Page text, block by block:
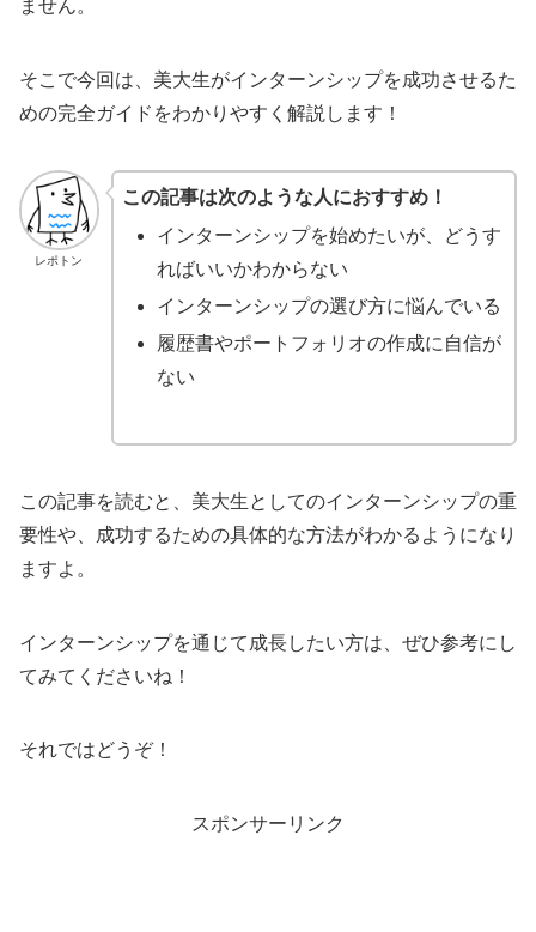
ません。
そこで今回は、美大生がインターンシップを成功させるた
めの完全ガイドをわかりやすく解説します！
レポトン
この記事は次のような人におすすめ！
インターンシップを始めたいが、どうす
ればいいかわからない
インターンシップの選び方に悩んでいる
履歴書やポートフォリオの作成に自信が
ない
この記事を読むと、美大生としてのインターンシップの重
要性や、成功するための具体的な方法がわかるようになり
ますよ。
インターンシップを通じて成長したい方は、ぜひ参考にし
てみてくださいね！
それではどうぞ！
スポンサーリンク